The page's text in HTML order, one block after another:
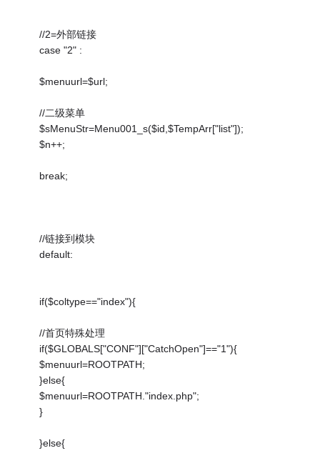
//2=外部链接
case "2" :
$menuurl=$url;
//二级菜单
$sMenuStr=Menu001_s($id,$TempArr["list"]);
$n++;
break;
//链接到模块
default:
if($coltype=="index"){
//首页特殊处理
if($GLOBALS["CONF"]["CatchOpen"]=="1"){
$menuurl=ROOTPATH;
}else{
$menuurl=ROOTPATH."index.php";
}
}else{